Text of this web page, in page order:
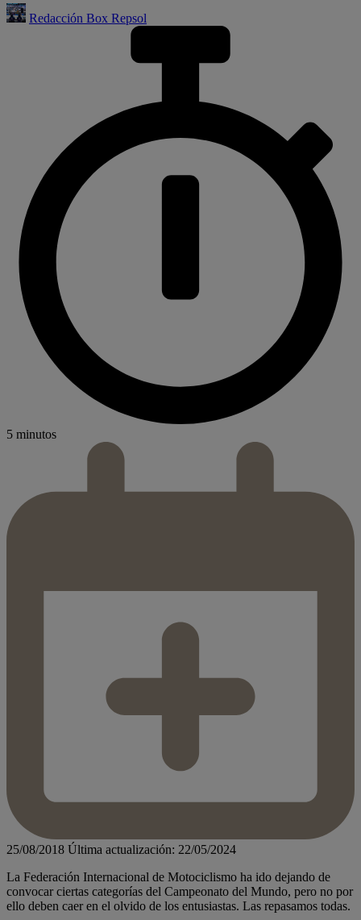
Redacción Box Repsol
5 minutos
25/08/2018 Última actualización: 22/05/2024
La Federación Internacional de Motociclismo ha ido dejando de
convocar ciertas categorías del Campeonato del Mundo, pero no por
ello deben caer en el olvido de los entusiastas. Las repasamos todas.